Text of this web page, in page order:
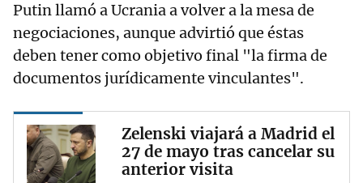
Putin llamó a Ucrania a volver a la mesa de
negociaciones, aunque advirtió que éstas
deben tener como objetivo final "la firma de
documentos jurídicamente vinculantes".
Zelenski viajará a Madrid el
27 de mayo tras cancelar su
anterior visita